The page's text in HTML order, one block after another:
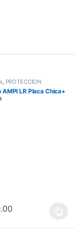
250.00 hasta S/
opciones se
, PROTECCIÓN
AMPI LR Placa Chica+